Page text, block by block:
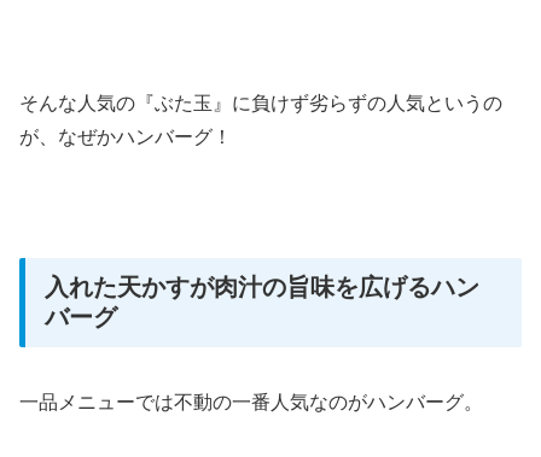
そんな人気の『ぶた玉』に負けず劣らずの人気というの
が、なぜかハンバーグ！
入れた天かすが肉汁の旨味を広げるハン
バーグ
一品メニューでは不動の一番人気なのがハンバーグ。